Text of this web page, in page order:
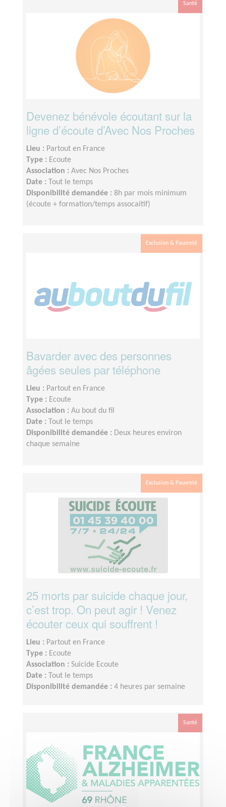
Santé
Devenez bénévole écoutant sur la
ligne d’écoute d’Avec Nos Proches
Lieu : Partout en France
Type : Ecoute
Association : Avec Nos Proches
Date :
Tout le temps
Disponibilité demandée : 8h par mois minimum
(écoute + formation/temps assocaitif)
Exclusion & Pauvreté
Bavarder avec des personnes
âgées seules par téléphone
Lieu : Partout en France
Type : Ecoute
Association : Au bout du fil
Date :
Tout le temps
Disponibilité demandée : Deux heures environ
chaque semaine
Exclusion & Pauvreté
25 morts par suicide chaque jour,
c’est trop. On peut agir ! Venez
écouter ceux qui souffrent !
Lieu : Partout en France
Type : Ecoute
Association : Suicide Ecoute
Date :
Tout le temps
Disponibilité demandée : 4 heures par semaine
Santé